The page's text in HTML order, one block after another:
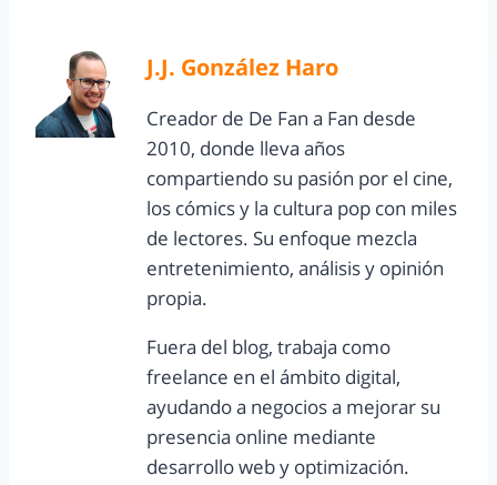
J.J. González Haro
Creador de De Fan a Fan desde
2010, donde lleva años
compartiendo su pasión por el cine,
los cómics y la cultura pop con miles
de lectores. Su enfoque mezcla
entretenimiento, análisis y opinión
propia.
Fuera del blog, trabaja como
freelance en el ámbito digital,
ayudando a negocios a mejorar su
presencia online mediante
desarrollo web y optimización.